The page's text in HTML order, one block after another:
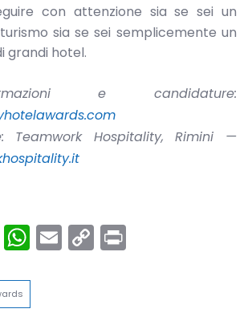
con attenzione sia se sei un
sia se sei semplicemente un
grandi hotel.
e candidature:
Teamwork Hospitality, Rimini —
Pinterest
WhatsApp
Email
Copy
Link